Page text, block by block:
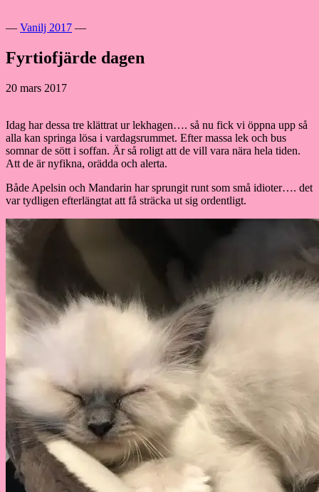
— Vanilj 2017 —
Fyrtiofjärde dagen
20 mars 2017
Idag har dessa tre klättrat ur lekhagen…. så nu fick vi öppna upp så
alla kan springa lösa i vardagsrummet. Efter massa lek och bus
somnar de sött i soffan. Är så roligt att de vill vara nära hela tiden.
Att de är nyfikna, orädda och alerta.
Både Apelsin och Mandarin har sprungit runt som små idioter…. det
var tydligen efterlängtat att få sträcka ut sig ordentligt.